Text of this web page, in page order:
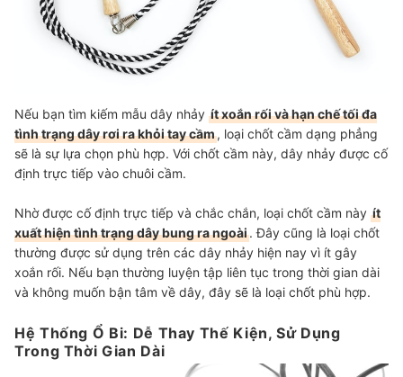
Nếu bạn tìm kiếm mẫu dây nhảy ít xoắn rối và hạn chế tối đa
tình trạng dây rơi ra khỏi tay cầm, loại chốt cầm dạng phẳng
sẽ là sự lựa chọn phù hợp. Với chốt cầm này, dây nhảy được cố
định trực tiếp vào chuôi cầm.
Nhờ được cố định trực tiếp và chắc chắn, loại chốt cầm này ít
xuất hiện tình trạng dây bung ra ngoài. Đây cũng là loại chốt
thường được sử dụng trên các dây nhảy hiện nay vì ít gây
xoắn rối. Nếu bạn thường luyện tập liên tục trong thời gian dài
và không muốn bận tâm về dây, đây sẽ là loại chốt phù hợp.
Hệ Thống Ổ Bi: Dễ Thay Thế Kiện, Sử Dụng
Trong Thời Gian Dài